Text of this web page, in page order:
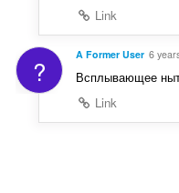
Link
? A Former User 6
Всплывающее
Link